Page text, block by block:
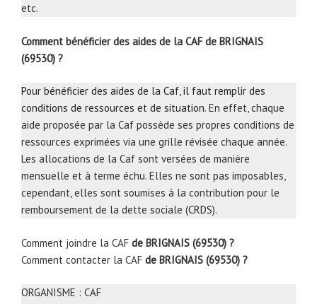
etc.
Comment bénéficier des aides de la CAF de BRIGNAIS
(69530) ?
Pour bénéficier des aides de la Caf, il faut remplir des
conditions de ressources et de situation. En effet, chaque
aide proposée par la Caf possède ses propres conditions de
ressources exprimées via une grille révisée chaque année.
Les allocations de la Caf sont versées de manière
mensuelle et à terme échu. Elles ne sont pas imposables,
cependant, elles sont soumises à la contribution pour le
remboursement de la dette sociale (CRDS).
Comment joindre la CAF de BRIGNAIS (69530) ?
Comment contacter la CAF de BRIGNAIS (69530) ?
ORGANISME : CAF